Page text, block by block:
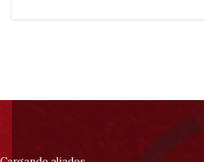
Información